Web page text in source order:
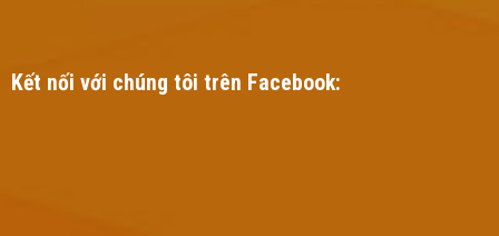
Kết nối với chúng tôi trên Facebook: